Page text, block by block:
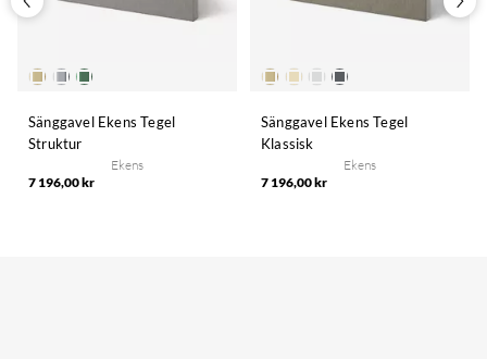
Sänggavel Ekens Tegel
Struktur
Ekens
7 196,00 kr
Sänggavel Ekens Tegel
Klassisk
Ekens
7 196,00 kr